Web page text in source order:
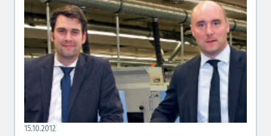
15.10.2012